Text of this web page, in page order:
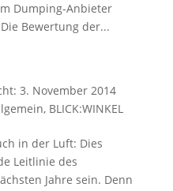
Dumping-Anbieter
Bewertung der...
3. November 2014
, BLICK:WINKEL
in der Luft: Dies
Leitlinie des
Jahre sein. Denn